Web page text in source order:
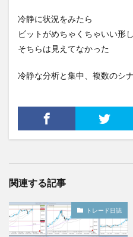
冷静に状況をみたら
ビットがめちゃくちゃいい形
そちらは見えてなかった
冷静な分析と集中、複数のシ
関連する記事
トレード日誌